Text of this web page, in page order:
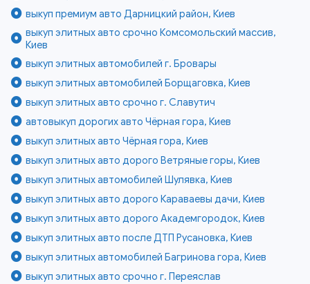
выкуп премиум авто Дарницкий район, Киев
выкуп элитных авто срочно Комсомольский массив,
Киев
выкуп элитных автомобилей г. Бровары
выкуп элитных автомобилей Борщаговка, Киев
выкуп элитных авто срочно г. Славутич
автовыкуп дорогих авто Чёрная гора, Киев
выкуп элитных авто Чёрная гора, Киев
выкуп элитных авто дорого Ветряные горы, Киев
выкуп элитных автомобилей Шулявка, Киев
выкуп элитных авто дорого Караваевы дачи, Киев
выкуп элитных авто дорого Академгородок, Киев
выкуп элитных авто после ДТП Русановка, Киев
выкуп элитных автомобилей Багринова гора, Киев
выкуп элитных авто срочно г. Переяслав